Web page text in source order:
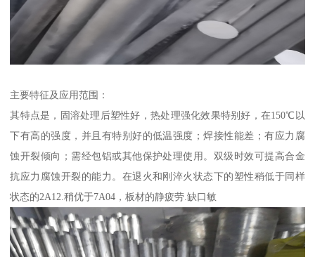
主要特征及应用范围：
其特点是，固溶处理后塑性好，热处理强化效果特别好，在150℃以
下有高的强度，并且有特别好的低温强度；焊接性能差；有应力腐
蚀开裂倾向；需经包铝或其他保护处理使用。双级时效可提高合金
抗应力腐蚀开裂的能力。在退火和刚淬火状态下的塑性稍低于同样
状态的2A12.稍优于7A04，板材的静疲劳.缺口敏